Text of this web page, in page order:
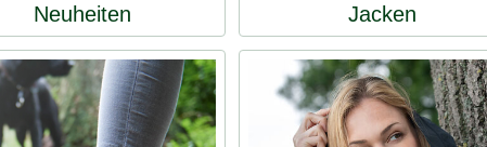
Neuheiten Jacken